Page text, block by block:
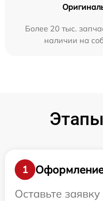
Более 20 тыс.
наличии на
1
Оставьте